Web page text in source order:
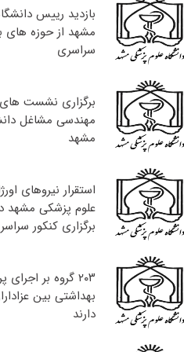
بازدید رییس
مشهد از حوزه های
سراسری
برگزاری نشست
مهندسی مشاغل
مشهد
علوم پزشکی مشهد
برگزاری کنکور
۲۰۳ گروه بر
بهداشتی بین
دارند